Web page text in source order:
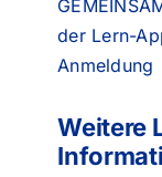
der Lern-
Anmeldung
Weitere